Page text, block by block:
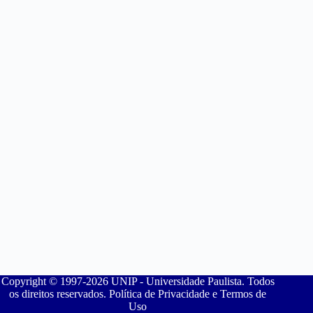
Copyright © 1997-2026 UNIP - Universidade Paulista. Todos
os direitos reservados. Política de Privacidade e Termos de
Uso